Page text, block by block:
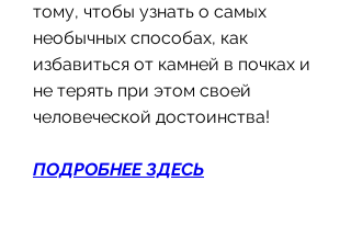
тому, чтобы узнать о самых
необычных способах, как
избавиться от камней в почках и
не терять при этом своей
человеческой достоинства!
ПОДРОБНЕЕ ЗДЕСЬ